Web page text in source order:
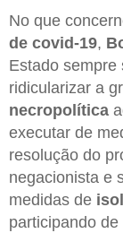
No que
de covid-19,
Estado sempre
ridicularizar a
necropolítica
executar de
resolução do
negacionista e
medidas de
participando